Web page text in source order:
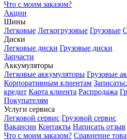
Что с моим заказом?
Акции
Шины
Легковые Легкогрузовые Грузовые
Диски
Легковые диски Грузовые диски
Запчасти
Аккумуляторы
Легковые аккумуляторы Грузовые
Корпоративным клиентам
кредит Карта клиента Распродажа
Покупателям
Услуги сервиса
Легковой сервис Грузовой сервис
Вакансии Контакты Написать отзыв
Что с моим заказом? Сравнение